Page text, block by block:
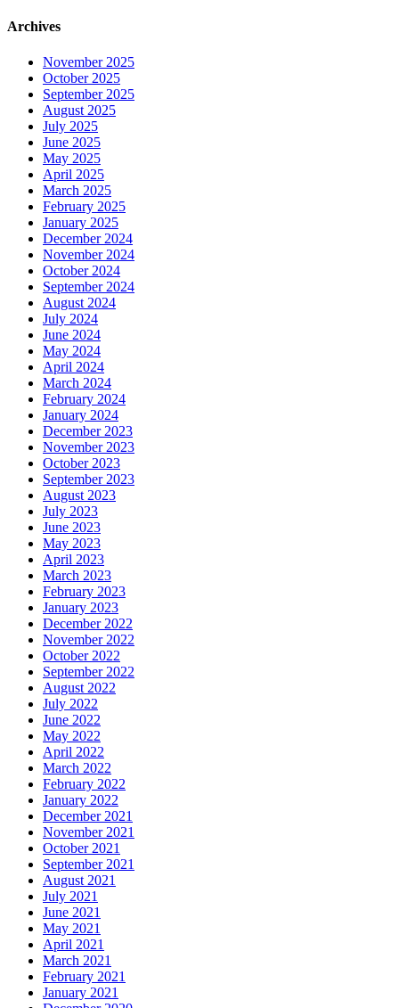
Archives
November 2025
October 2025
September 2025
August 2025
July 2025
June 2025
May 2025
April 2025
March 2025
February 2025
January 2025
December 2024
November 2024
October 2024
September 2024
August 2024
July 2024
June 2024
May 2024
April 2024
March 2024
February 2024
January 2024
December 2023
November 2023
October 2023
September 2023
August 2023
July 2023
June 2023
May 2023
April 2023
March 2023
February 2023
January 2023
December 2022
November 2022
October 2022
September 2022
August 2022
July 2022
June 2022
May 2022
April 2022
March 2022
February 2022
January 2022
December 2021
November 2021
October 2021
September 2021
August 2021
July 2021
June 2021
May 2021
April 2021
March 2021
February 2021
January 2021